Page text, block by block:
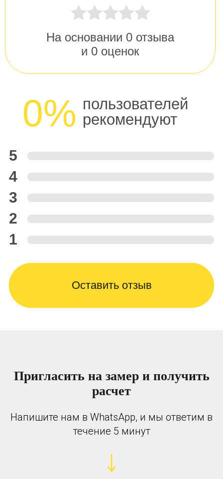
На основании 0 отзыва
и 0 оценок
0% пользователей
рекомендуют
5
4
3
2
1
Оставить отзыв
Пригласить на замер и получить
расчет
Напишите нам в WhatsApp, и мы ответим в
течение 5 минут